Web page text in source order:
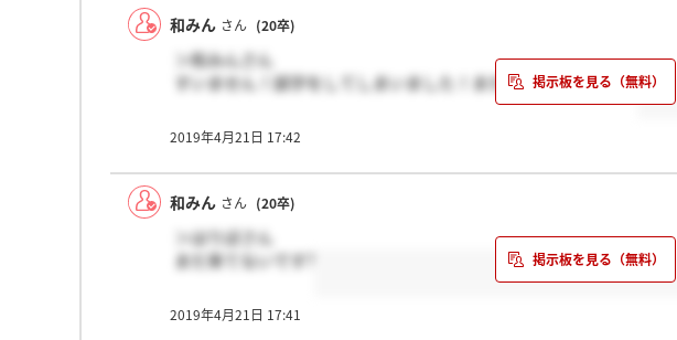
和みん さん (20卒)
＞和みんさん
すいません！誤字をしてしまいました！まだ来てないです！！
2019年4月21日 17:42
和みん さん (20卒)
＞はりぼさん
まだ来てないです?
2019年4月21日 17:41